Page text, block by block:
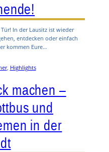
In der Lausitz ist wieder
entdecken oder einfach
kommen Eure…
, Highlights
machen –
und
in der